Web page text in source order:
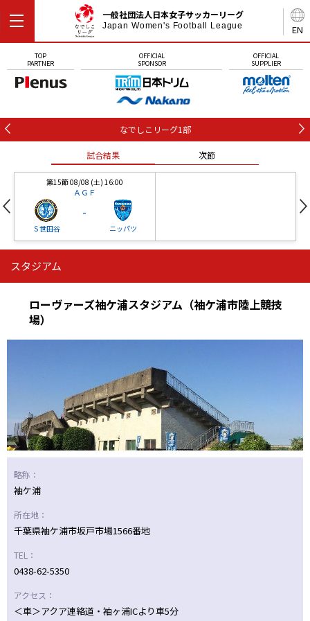
EN
一般社団法人日本女子サッカーリーグ
Japan Women's Football League
TOP
PARTNER
OFFICIAL
SPONSOR
OFFICIAL
SUPPLIER
なでしこリーグ1部
試合結果 次節
第15節 08/08 (土) 16:00
ＡＧＦ
Ｓ世田谷
-
ニッパツ
第16節 09/05 (土) 15:00
ニッパツ
ニッパツ
-
石人の星
-
スタジアム
ローヴァーズ袖ケ浦スタジアム（袖ケ浦市陸上競技
場）
略称：
袖ケ浦
所在地：
千葉県袖ケ浦市坂戸市場1566番地
TEL：
0438-62-5350
アクセス：
＜車＞アクア連絡道・袖ヶ浦ICより車5分